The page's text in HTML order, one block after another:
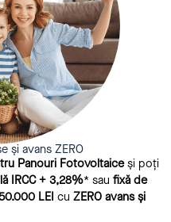
și avans ZERO
Panouri Fotovoltaiceși poți
IRCC + 3,28%* sau fixă de
LEI cu ZERO avans și